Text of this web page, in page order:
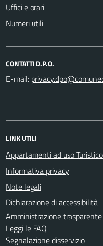
Uffici e orari
Numeri utili
CONTATTI D.P.O.
E-mail:
LINK UTILI
Appartamenti ad uso Turistico
Informativa privacy
Note legali
Dichiarazione di accessibilità
Amministrazione trasparente
Leggi le FAQ
Segnalazione disservizio